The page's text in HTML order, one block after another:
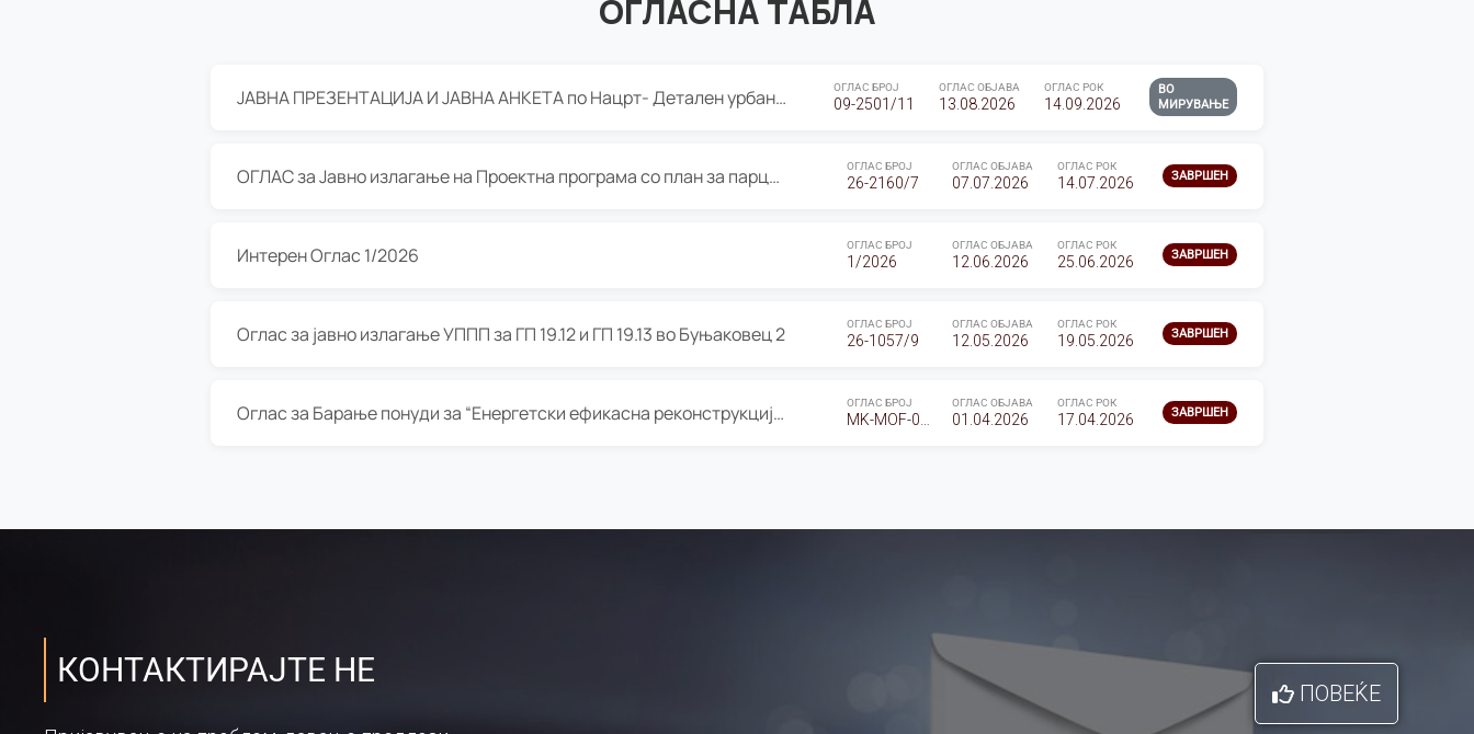
ОГЛАСНА ТАБЛА
ЈАВНА ПРЕЗЕНТАЦИЈА И ЈАВНА АНКЕТА по Нацрт- Детален урбанистички план Градска четврт Ј 05- Барутана, Општина Центар- Скопје, плански период 2025-2030 ОГЛАС БРОЈ
09-2501/11
ОГЛАС ОБЈАВА
13.08.2026
ОГЛАС РОК
14.09.2026
ВО
МИРУВАЊЕ
ОГЛАС за Јавно излагање на Проектна програма со план за парцелација за Урбанистички проект со план за парцелација за спојување на ГП 20.12 и ГП 20.37 од Изменување и дополнување на Детален урбанистички план Буњаковец 2, Општина Центар – Скопје ОГЛАС БРОЈ
26-2160/7
ОГЛАС ОБЈАВА
07.07.2026
ОГЛАС РОК
14.07.2026 ЗАВРШЕН
Интерен Оглас 1/2026 ОГЛАС БРОЈ
1/2026
ОГЛАС ОБЈАВА
12.06.2026
ОГЛАС РОК
25.06.2026 ЗАВРШЕН
Оглас за јавно излагање УППП за ГП 19.12 и ГП 19.13 во Буњаковец 2 ОГЛАС БРОЈ
26-1057/9
ОГЛАС ОБЈАВА
12.05.2026
ОГЛАС РОК
19.05.2026 ЗАВРШЕН
Оглас за Барање понуди за “Енергетски ефикасна реконструкција на објектот ООУ „Св. Кирил и Методиј" ОГЛАС БРОЈ ОГЛАС ОБЈАВА
01.04.2026
ОГЛАС РОК
17.04.2026 ЗАВРШЕН
КОНТАКТИРАЈТЕ НЕ
ПОВЕЌЕ